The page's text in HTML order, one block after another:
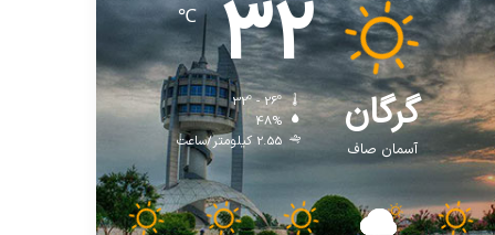
گرگان
آسمان صاف
32
℃
32º - 26º
48%
2.55 کیلومتر/ساعت